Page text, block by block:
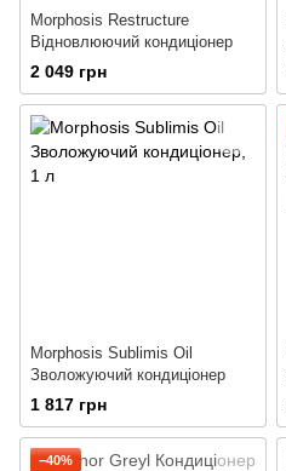
Morphosis Restructure
Відновлюючий кондиціонер
2 049 грн
Morphosis Sublimis Oil
Зволожуючий кондиціонер
1 817 грн
−40%